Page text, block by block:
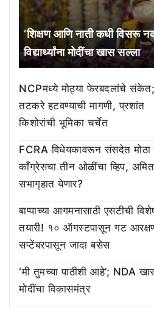
‘शिक्षण आणि नाती कधी विसरू
विद्यार्थ्यांना मोदींचा खास सल्ला
NCPमध्ये मोठ्या फेरबदलांचे संकेत;
तटकरे हटवण्याची मागणी, प्रशांत
किशोरांची भूमिका चर्चेत
FCRA विधेयकावरून संसदेत मोठा
काँग्रेसचा तीन ओळींचा व्हिप,
सभागृहात येणार?
बाप्पाच्या आगमनासाठी एसटीची
तयारी! १० ऑगस्टपासून गट
सप्टेंबरपासून जादा बसेस
‘मी तुमच्या पाठीशी आहे’; NDA
मोदींचा विकासमंत्र